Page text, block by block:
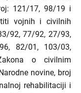
121/17, 98/19 i
vojnih i civilnih
92, 77/92, 27/93,
82/01, 103/03,
o civilnim
novine, broj
rehabilitaciji i